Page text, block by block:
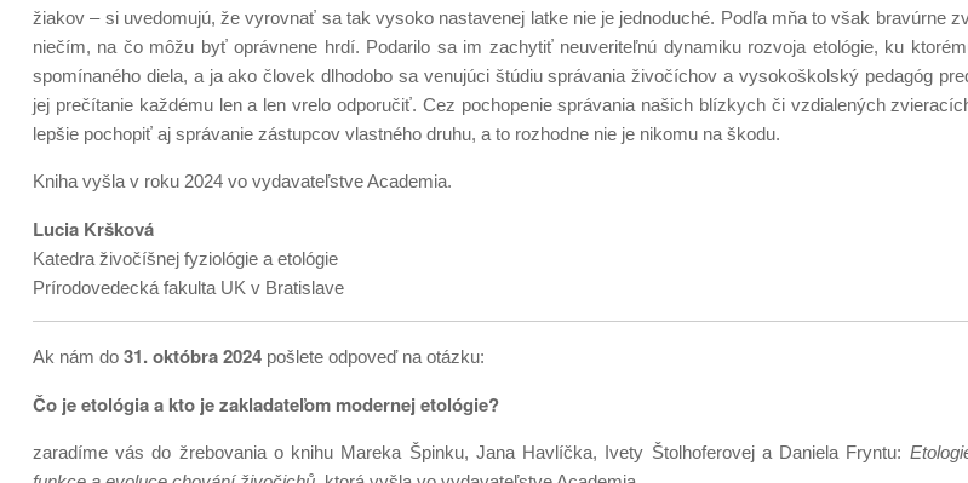
žiakov – si uvedomujú, že vyrovnať sa tak vysoko nastavenej latke nie je jednoduché. Podľa mňa to však bravúrne
niečím, na čo môžu byť oprávnene hrdí. Podarilo sa im zachytiť neuveriteľnú dynamiku rozvoja etológie, ku
spomínaného diela, a ja ako človek dlhodobo sa venujúci štúdiu správania živočíchov a vysokoškolský pedagóg
jej prečítanie každému len a len vrelo odporučiť. Cez pochopenie správania našich blízkych či vzdialených
lepšie pochopiť aj správanie zástupcov vlastného druhu, a to rozhodne nie je nikomu na škodu.
Kniha vyšla v roku 2024 vo vydavateľstve Academia.
Lucia Kršková
Katedra živočíšnej fyziológie a etológie
Prírodovedecká fakulta UK v Bratislave
Ak nám do 31. októbra 2024 pošlete odpoveď na otázku:
Čo je etológia a kto je zakladateľom modernej etológie?
zaradíme vás do žrebovania o knihu Mareka Špinku, Jana Havlíčka, Ivety Štolhoferovej a Daniela Fryntu: